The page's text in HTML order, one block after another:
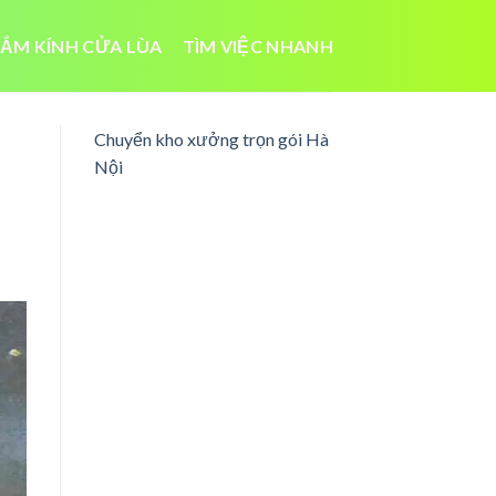
KÍNH CỬA LÙA TÌM VIỆC NHANH
Chuyển kho xưởng trọn gói Hà
Nội